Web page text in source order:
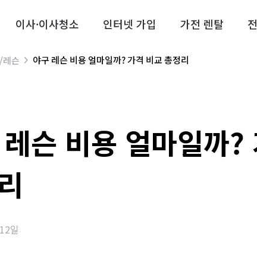
이사·이사청소 인터넷 가입 가전 렌탈
레슨 야구 레슨 비용 얼마일까? 가격 비교 총정리
슨 비용 얼마일까?
일